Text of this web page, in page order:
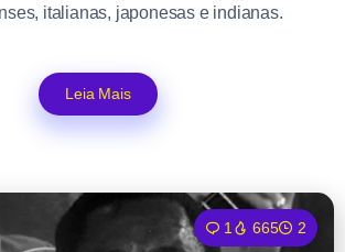
italianas, japonesas e indianas.
Leia Mais
1 665 2